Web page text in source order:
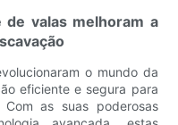
valas melhoram a
o mundo da
eficiente e segura para
as suas poderosas